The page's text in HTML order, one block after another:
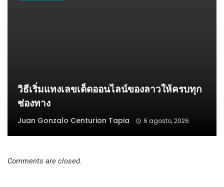
วิธีเริ่มแทงเลขเด็ดออนไลน์ของลาวให้ครบทุก
ช่องทาง
Juan Gonzalo Centurion Tapia 6 agosto, 2026
Comments are closed.